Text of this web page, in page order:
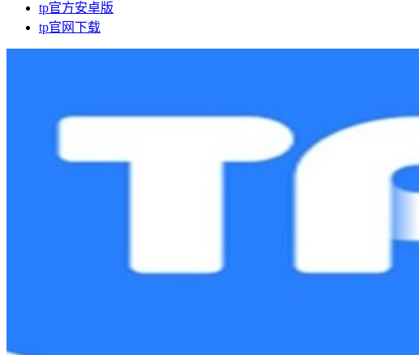
tp官方安卓版
tp官网下载